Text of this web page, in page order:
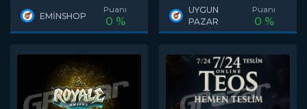
EMİNSHOP
Puanı
0 %
UYGUN
PAZAR
Puanı
0 %